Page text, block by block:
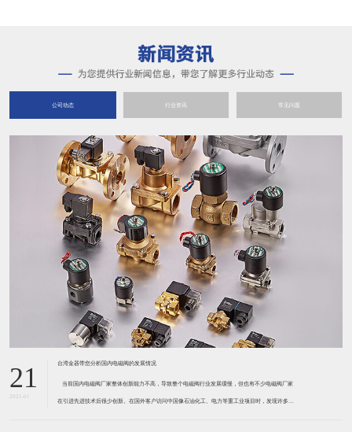
公司动态 行业资讯 常见问题
21
2021-01
台湾金器带您分析国内电磁阀的发展情况
​ 当前国内电磁阀厂家整体创新能力不高，导致整个电磁阀行业发展缓慢，但也有不少电磁阀厂家
在引进先进技术后很少创新。在国外客户访问中国像石油化工、电力等重工业项目时，发现许多项